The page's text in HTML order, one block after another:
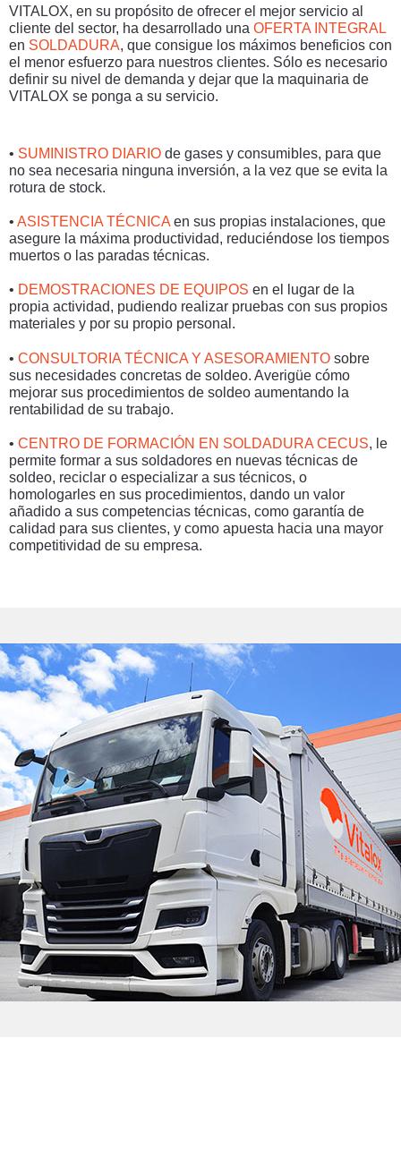
VITALOX, en su propósito de ofrecer el mejor servicio al
cliente del sector, ha desarrollado una OFERTA INTEGRAL
en SOLDADURA, que consigue los máximos beneficios con
el menor esfuerzo para nuestros clientes. Sólo es necesario
definir su nivel de demanda y dejar que la maquinaria de
VITALOX se ponga a su servicio.
• SUMINISTRO DIARIO de gases y consumibles, para que
no sea necesaria ninguna inversión, a la vez que se evita la
rotura de stock.
• ASISTENCIA TÉCNICA en sus propias instalaciones, que
asegure la máxima productividad, reduciéndose los tiempos
muertos o las paradas técnicas.
• DEMOSTRACIONES DE EQUIPOS en el lugar de la
propia actividad, pudiendo realizar pruebas con sus propios
materiales y por su propio personal.
• CONSULTORIA TÉCNICA Y ASESORAMIENTO sobre
sus necesidades concretas de soldeo. Averigüe cómo
mejorar sus procedimientos de soldeo aumentando la
rentabilidad de su trabajo.
• CENTRO DE FORMACIÓN EN SOLDADURA CECUS, le
permite formar a sus soldadores en nuevas técnicas de
soldeo, reciclar o especializar a sus técnicos, o
homologarles en sus procedimientos, dando un valor
añadido a sus competencias técnicas, como garantía de
calidad para sus clientes, y como apuesta hacia una mayor
competitividad de su empresa.